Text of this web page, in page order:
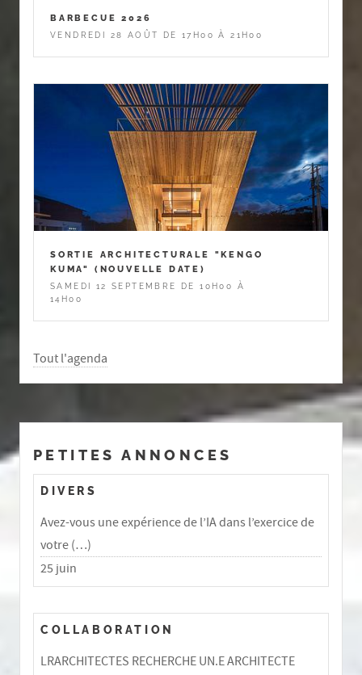
BARBECUE 2026
VENDREDI 28 AOÛT DE 17H00 À 21H00
SORTIE ARCHITECTURALE "KENGO
KUMA" (NOUVELLE DATE)
SAMEDI 12 SEPTEMBRE DE 10H00 À
14H00
Tout l'agenda
PETITES ANNONCES
DIVERS
Avez-vous une expérience de l’IA dans l’exercice de
votre (…)
25 juin
COLLABORATION
LRARCHITECTES RECHERCHE UN.E ARCHITECTE